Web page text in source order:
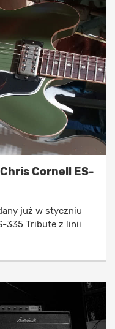
Cornell ES-
już w styczniu
335 Tribute z linii